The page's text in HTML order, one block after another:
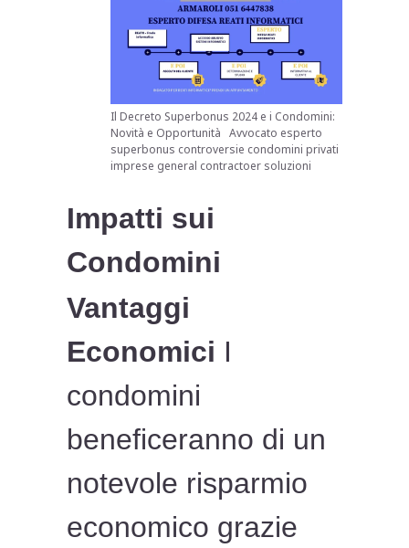
Il Decreto Superbonus 2024 e i Condomini:
Novità e Opportunità Avvocato esperto
superbonus controversie condomini privati
imprese general contractoer soluzioni
Impatti sui
Condomini
Vantaggi
Economici I
condomini
beneficeranno di un
notevole risparmio
economico grazie